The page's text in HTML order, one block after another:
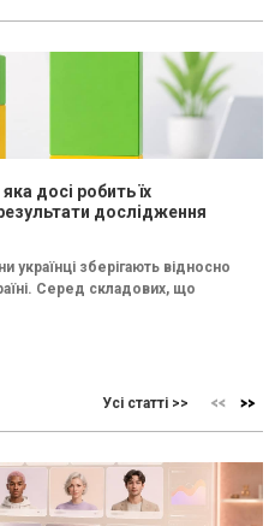
досі робить їх
дослідження
українці зберігають відносно
Серед складових, що
Усі статті >>